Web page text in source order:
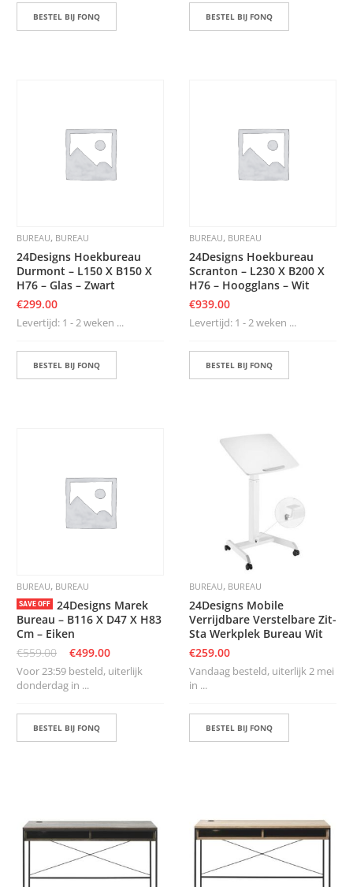
BESTEL BIJ FONQ BESTEL BIJ FONQ
BUREAU, BUREAU
24Designs Hoekbureau
Durmont – L150 X B150 X
H76 – Glas – Zwart
€299.00
Levertijd: 1 - 2 weken ...
BESTEL BIJ FONQ
BUREAU, BUREAU
24Designs Hoekbureau
Scranton – L230 X B200 X
H76 – Hoogglans – Wit
€939.00
Levertijd: 1 - 2 weken ...
BESTEL BIJ FONQ
BUREAU, BUREAU
SAVE OFF
24Designs Marek
Bureau – B116 X D47 X H83
Cm – Eiken
€559.00 €499.00
Voor 23:59 besteld, uiterlijk
donderdag in ...
BESTEL BIJ FONQ
BUREAU, BUREAU
24Designs Mobile
Verrijdbare Verstelbare Zit-
Sta Werkplek Bureau Wit
€259.00
Vandaag besteld, uiterlijk 2 mei
in ...
BESTEL BIJ FONQ